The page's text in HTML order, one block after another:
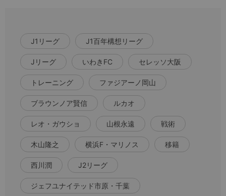
J1リーグ J1百年構想リーグ
Jリーグ いわきFC セレッソ大阪
トレーニング ファジアーノ岡山
ブラウンノア賢信 ルカオ
レオ・ガウショ 山根永遠 戦術
木山隆之 横浜F・マリノス 移籍
西川潤 J2リーグ
ジェフユナイテッド市原・千葉